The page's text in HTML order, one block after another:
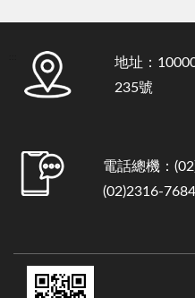
地址：
235號
電話總機：
(02)2316-7684